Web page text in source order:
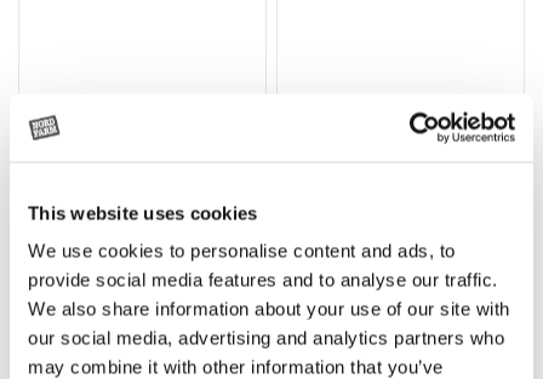
This website uses cookies
We use cookies to personalise content and ads, to
provide social media features and to analyse our traffic.
We also share information about your use of our site with
our social media, advertising and analytics partners who
may combine it with other information that you’ve
Lägg till i varukorg
Rotor, komplett med slagor
OR80013456G
(ex. moms)
Grön truckknapp
A00220
kr (ex. moms)